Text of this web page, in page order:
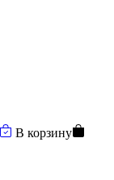
В корзину